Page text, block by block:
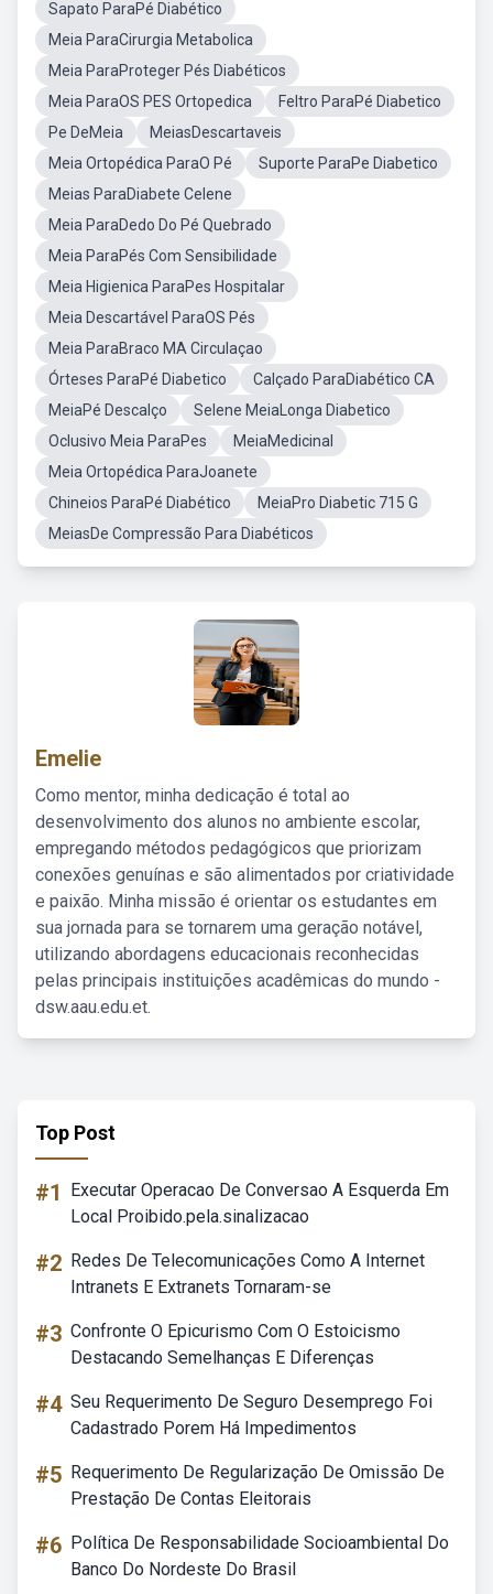
Sapato ParaPé Diabético
Meia ParaCirurgia Metabolica
Meia ParaProteger Pés Diabéticos
Meia ParaOS PES Ortopedica
Feltro ParaPé Diabetico
Pe DeMeia
MeiasDescartaveis
Meia Ortopédica ParaO Pé
Suporte ParaPe Diabetico
Meias ParaDiabete Celene
Meia ParaDedo Do Pé Quebrado
Meia ParaPés Com Sensibilidade
Meia Higienica ParaPes Hospitalar
Meia Descartável ParaOS Pés
Meia ParaBraco MA Circulaçao
Órteses ParaPé Diabetico
Calçado ParaDiabético CA
MeiaPé Descalço
Selene MeiaLonga Diabetico
Oclusivo Meia ParaPes
MeiaMedicinal
Meia Ortopédica ParaJoanete
Chineios ParaPé Diabético
MeiaPro Diabetic 715 G
MeiasDe Compressão Para Diabéticos
Emelie
Como mentor, minha dedicação é total ao
desenvolvimento dos alunos no ambiente escolar,
empregando métodos pedagógicos que priorizam
conexões genuínas e são alimentados por criatividade
e paixão. Minha missão é orientar os estudantes em
sua jornada para se tornarem uma geração notável,
utilizando abordagens educacionais reconhecidas
pelas principais instituições acadêmicas do mundo -
dsw.aau.edu.et.
Top Post
#1
Executar Operacao De Conversao A Esquerda Em
Local Proibido.pela.sinalizacao
#2 Redes De Telecomunicações Como A Internet
Intranets E Extranets Tornaram-se
#3 Confronte O Epicurismo Com O Estoicismo
Destacando Semelhanças E Diferenças
#4 Seu Requerimento De Seguro Desemprego Foi
Cadastrado Porem Há Impedimentos
#5 Requerimento De Regularização De Omissão De
Prestação De Contas Eleitorais
#6 Política De Responsabilidade Socioambiental Do
Banco Do Nordeste Do Brasil